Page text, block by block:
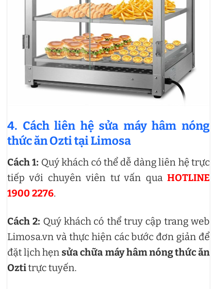
4. Cách liên hệ sửa máy hâm nóng
thức ăn Ozti tại Limosa
Cách 1: Quý khách có thể dễ dàng liên hệ trực
tiếp với chuyên viên tư vấn qua HOTLINE
1900 2276.
Cách 2: Quý khách có thể truy cập trang web
Limosa.vn và thực hiện các bước đơn giản để
đặt lịch hẹnsửa chữa máy hâm nóng thức ăn
Oztitrực tuyến.